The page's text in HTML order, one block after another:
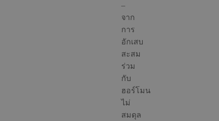
–
จาก
การ
อักเสบ
สะสม
ร่วม
กับ
ฮอร์โมน
ไม่
สมดุล